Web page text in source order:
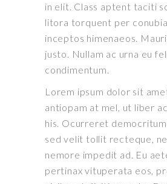
in elit. Class aptent taciti
litora torquent per
inceptos himenaeos.
justo. Nullam ac urna eu
condimentum.
Lorem ipsum dolor sit
antiopam at mel, ut liber
his. Ocurreret
sed velit tollit recteque,
nemore impedit ad. Eu
pertinax vituperata eos,